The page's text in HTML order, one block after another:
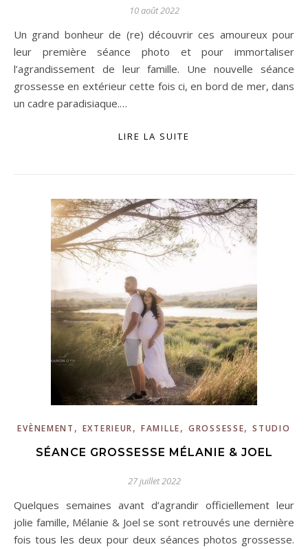
10 août 2022
Un grand bonheur de (re) découvrir ces amoureux pour
leur première séance photo et pour immortaliser
l’agrandissement de leur famille. Une nouvelle séance
grossesse en extérieur cette fois ci, en bord de mer, dans
un cadre paradisiaque.…
LIRE LA SUITE
EVÈNEMENT , EXTERIEUR,FAMILLE, GROSSESSE,STUDIO
SÉANCE GROSSESSE MÉLANIE & JOEL
27 juillet 2022
Quelques semaines avant d’agrandir officiellement leur
jolie famille, Mélanie & Joel se sont retrouvés une dernière
fois tous les deux pour deux séances photos grossesse.